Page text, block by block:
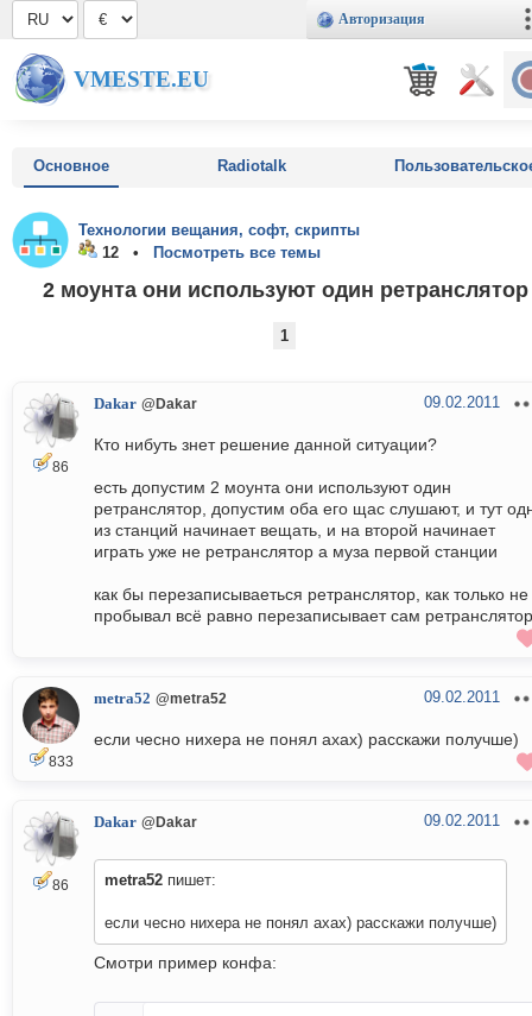
Авторизация
VMESTE.EU
Основное Radiotalk
Технологии вещания, софт, скрипты
12 •
Посмотреть все темы
2 моунта они используют один ретранслятор
1
86
Dakar @Dakar 09.02.2011
Кто нибуть знет решение данной ситуации?
есть допустим 2 моунта они используют один
ретранслятор, допустим оба его щас слушают, и тут
из станций начинает вещать, и на второй начинает
играть уже не ретранслятор а муза первой станции
как бы перезаписываеться ретранслятор, как только не
пробывал всё равно перезаписывает сам ретранслятор
833
metra52 @metra52 09.02.2011
если чесно нихера не понял ахах) расскажи получше)
86
Dakar @Dakar 09.02.2011
metra52 пишет:
если чесно нихера не понял ахах) расскажи получше)
Смотри пример конфа: